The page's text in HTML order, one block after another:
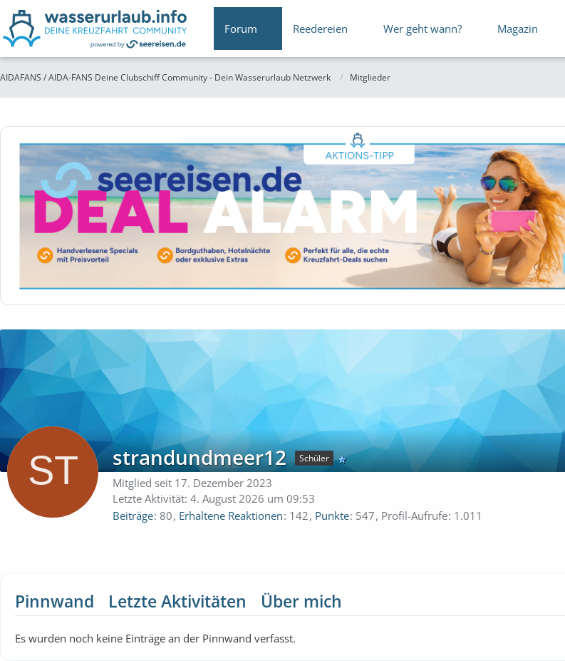
Forum Reedereien Wer geht wann? Magazin
AIDAFANS / AIDA-FANS Deine Clubschiff Community - Dein Wasserurlaub Netzwerk Mitglieder
strandundmeer12 Schüler
Mitglied seit 17. Dezember 2023
Letzte Aktivität: 4. August 2026 um 09:53
Beiträge 80 Erhaltene Reaktionen 142 Punkte 547 Profil-Aufrufe 1.011
Pinnwand Letzte Aktivitäten Über mich
Es wurden noch keine Einträge an der Pinnwand verfasst.